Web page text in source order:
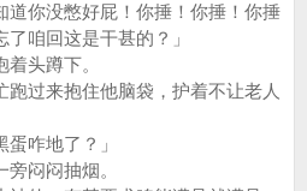
你没憋好屁！你捶！你捶！你捶
咱回这是干甚的？」
头蹲下。
过来抱住他脑袋，护着不让老人
咋地了？」
闷闷抽烟。